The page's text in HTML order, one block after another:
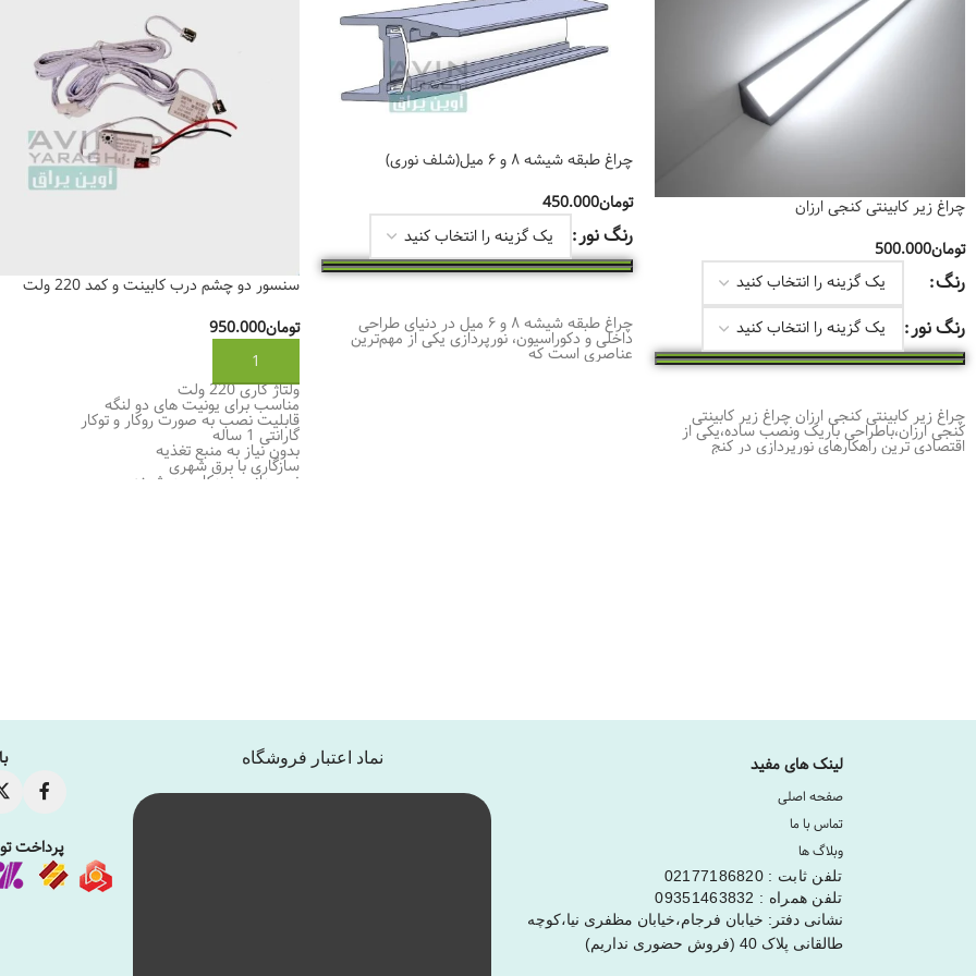
چراغ زیر کابینتی کنجی ارزان
تومان500.000
رنگ
رنگ نور
چراغ زیر کابینتی کنجی ارزان چراغ زیر کابینتی
کنجی ارزان،باطراحی باریک ونصب ساده،یکی از
اقتصادی ترین راهکارهای نورپردازی در کنج
چراغ طبقه شیشه‌ ۸ و ۶ میل(شلف نوری)
تومان450.000
رنگ نور
چراغ طبقه شیشه‌ ۸ و ۶ میل در دنیای طراحی
داخلی و دکوراسیون، نورپردازی یکی از مهم‌ترین
عناصری است که
سنسور دو چشم درب کابینت و کمد 220 ولت
تومان950.000
افزودن به سبد خرید
ولتاژ کاری 220 ولت
مناسب برای یونیت های دو لنگه
قابلیت نصب به صورت روکار و توکار
گارانتی 1 ساله
بدون نیاز به منبع تغذیه
سازگاری با برق شهری
نورپردازی خودکار و هوشمند
لینک های مفید
صفحه اصلی
تماس با ما
وبلاگ ها
تلفن ثابت : 02177186820
تلفن همراه : 09351463832
نشانی دفتر: خیابان فرجام،خیابان مظفری نیا،کوچه
طالقانی پلاک 40 (فروش حضوری نداریم)
نماد اعتبار فروشگاه
پرداخت